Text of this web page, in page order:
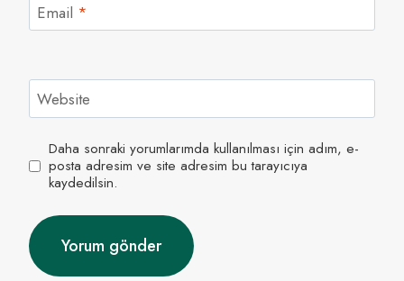
Email *
Website
Daha sonraki yorumlarımda kullanılması için adım, e-
posta adresim ve site adresim bu tarayıcıya
kaydedilsin.